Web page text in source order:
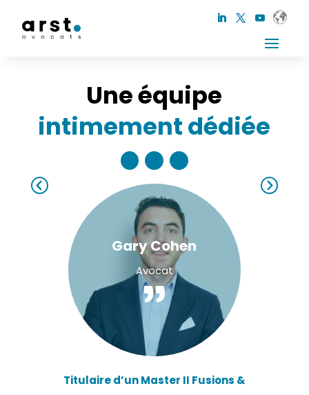
Une équipe
intimement dédiée
Gary Cohen
Avocat
Titulaire d’un Master II Fusions &